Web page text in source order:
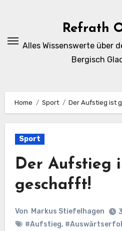
Refrath
Alles Wissenswerte über
Bergisch
Home Sport Der Aufstieg ist
Sport
Der Aufstieg
geschafft!
Von Markus Stiefelhagen
#Aufstieg,